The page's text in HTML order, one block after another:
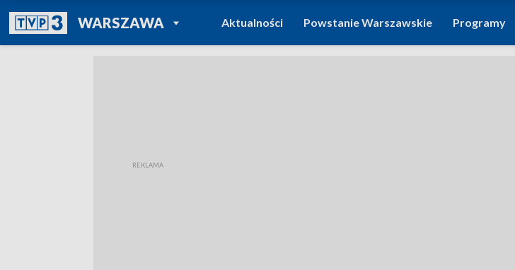
WARSZAWAPOWRÓT DO
TVP REGIONY
Aktualności Powstanie Warszawskie Programy